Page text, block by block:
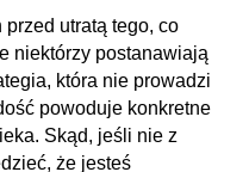
przed utratą tego, co
niektórzy postanawiają
która nie prowadzi
powoduje konkretne
Skąd, jeśli nie z
że jesteś